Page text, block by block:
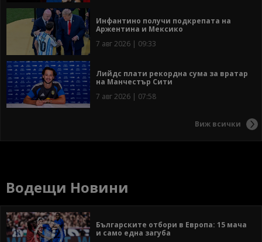
Инфантино получи подкрепата на
Аржентина и Мексико
7 авг 2026 | 09:33
Лийдс плати рекордна сума за вратар
на Манчестър Сити
7 авг 2026 | 07:58
Виж всички
Водещи Новини
Българските отбори в Европа: 15 мача
и само една загуба